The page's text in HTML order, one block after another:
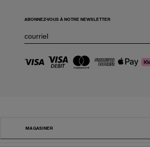
ABONNEZ-VOUS À NOTRE NEWSLETTER
MAGASINER